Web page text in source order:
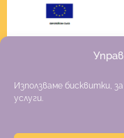
Използваме бисквитки,
услуги.